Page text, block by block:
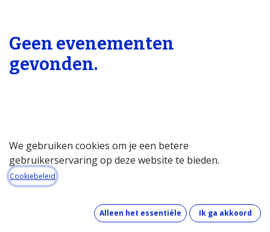
Geen evenementen
gevonden.
Startpagina
Over de databank
Wat kost de databank?
Hoe werkt de databank?
We gebruiken cookies om je een betere
gebruikerservaring op deze website te bieden.
Cookiebeleid
Alleen het essentiële Ik ga akkoord